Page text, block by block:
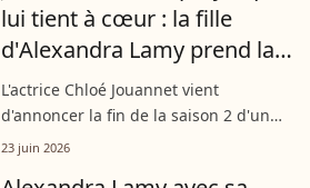
lui tient à cœur : la fille
d'Alexandra Lamy prend la
parole
L'actrice Chloé Jouannet vient
d'annoncer la fin de la saison 2 d'un
projet qui compte beaucoup pour elle.
23 juin 2026